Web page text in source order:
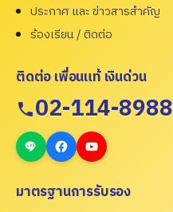
ประกาศ และ ข่าวสารสำคัญ
ร้องเรียน / ติดต่อ
ติดต่อ เพื่อนแท้ เงินด่วน
02-114-8988
มาตรฐานการรับรอง